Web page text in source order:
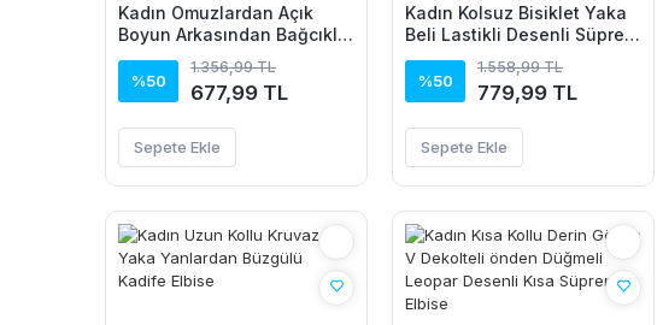
Kadın Omuzlardan Açık
Boyun Arkasından Bağcıklı
Beli Lastikli Kısa Süprem
Elbise
%50
1.356,99 TL
677,99 TL
Sepete Ekle
Kadın Kolsuz Bisiklet Yaka
Beli Lastikli Desenli Süprem
Elbise
%50
1.558,99 TL
779,99 TL
Sepete Ekle